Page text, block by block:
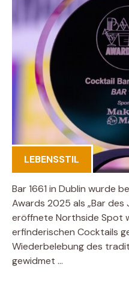
LEBENSSTIL
Bar 1661 in Dublin wurde
Awards 2025 als „Bar des
eröffnete Northside Spot
erfinderischen Cocktails
Wiederbelebung des
gewidmet …